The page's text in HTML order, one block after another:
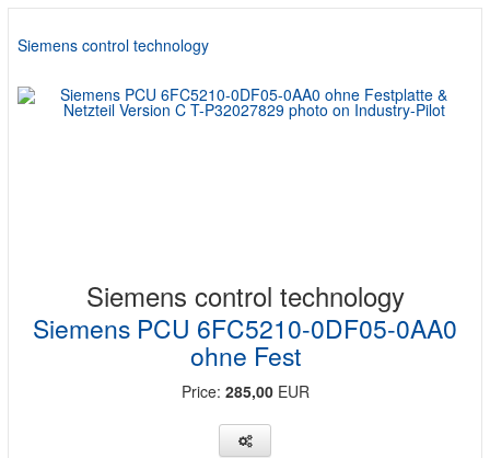
Siemens control technology
Siemens control technology
Siemens PCU 6FC5210-0DF05-0AA0
ohne Fest
Price: 285,00EUR